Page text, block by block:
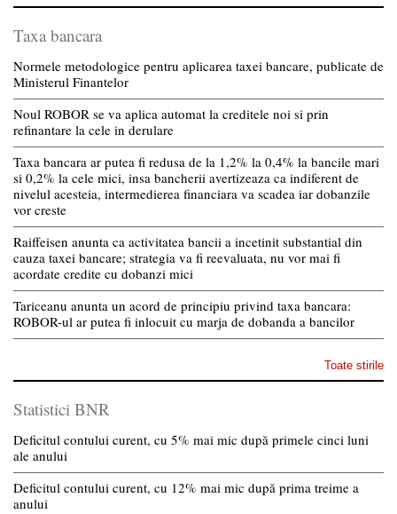
Taxa bancara
Normele metodologice pentru aplicarea taxei bancare, publicate de
Ministerul Finantelor
Noul ROBOR se va aplica automat la creditele noi si prin
refinantare la cele in derulare
Taxa bancara ar putea fi redusa de la 1,2% la 0,4% la bancile mari
si 0,2% la cele mici, insa bancherii avertizeaza ca indiferent de
nivelul acesteia, intermedierea financiara va scadea iar dobanzile
vor creste
Raiffeisen anunta ca activitatea bancii a incetinit substantial din
cauza taxei bancare; strategia va fi reevaluata, nu vor mai fi
acordate credite cu dobanzi mici
Tariceanu anunta un acord de principiu privind taxa bancara:
ROBOR-ul ar putea fi inlocuit cu marja de dobanda a bancilor
Toate stirile
Statistici BNR
Deficitul contului curent, cu 5% mai mic după primele cinci luni
ale anului
Deficitul contului curent, cu 12% mai mic după prima treime a
anului